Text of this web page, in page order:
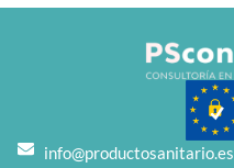
info@productosanitario.es